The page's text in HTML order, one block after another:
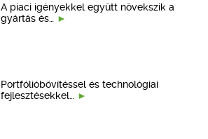
A piaci igényekkel együtt növekszik a
gyártás és…
Portfólióbővítéssel és technológiai
fejlesztésekkel…